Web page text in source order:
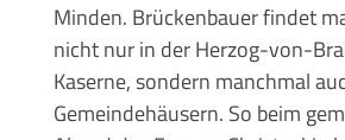
Minden. Brückenbauer findet
nicht nur in der Herzog-von-
Kaserne, sondern manchmal
Gemeindehäusern. So beim